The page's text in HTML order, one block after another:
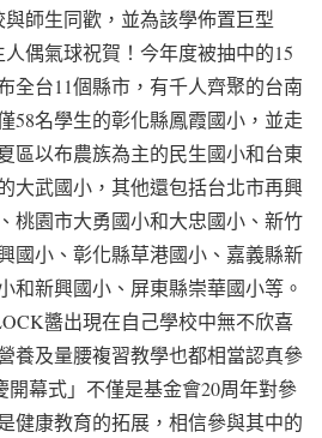
師生同歡，並為該學佈置巨型
偶氣球祝賀！今年度被抽中的15
全台11個縣市，有千人齊聚的台南
58名學生的彰化縣鳳霞國小，並走
區以布農族為主的民生國小和台東
大武國小，其他還包括台北市再興
桃園市大勇國小和大忠國小、新竹
國小、彰化縣草港國小、嘉義縣新
和新興國小、屏東縣崇華國小等。
醬出現在自己學校中無不欣喜
養及量腰複習教學也都相當認真參
開幕式」不僅是基金會20周年對參
健康教育的拓展，相信參與其中的